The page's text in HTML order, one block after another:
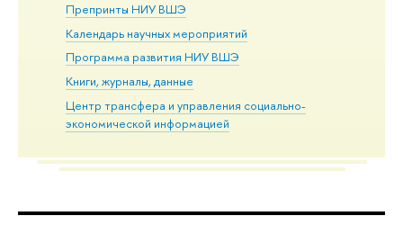
Препринты НИУ ВШЭ
Календарь научных мероприятий
Программа развития НИУ ВШЭ
Книги, журналы, данные
Центр трансфера и управления социально-
экономической информацией